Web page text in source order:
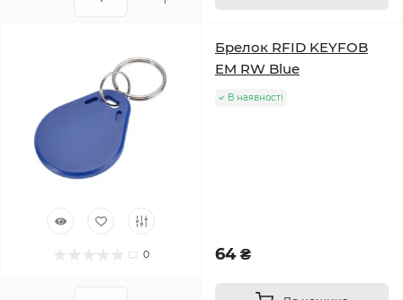
0
Брелок RFID KEYFOB
EM RW Blue
В наявності
64 ₴